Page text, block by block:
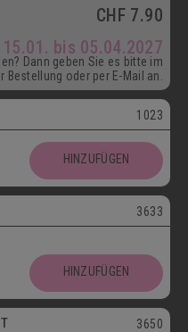
CHF 7.90
bis 05.04.2027
Dann geben Sie es bitte im
oder per E-Mail an.
1023
HINZUFÜGEN
3633
HINZUFÜGEN
3650